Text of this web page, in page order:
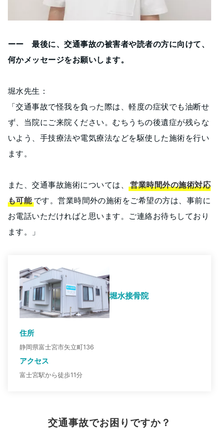
ーー 最後に、交通事故の被害者や読者の方に向けて、
何かメッセージをお願いします。
堀水先生：
「交通事故で怪我を負った際は、軽度の症状でも油断せ
ず、当院にご来院ください。むちうちの後遺症が残らな
いよう、手技療法や電気療法などを駆使した施術を行い
ます。
また、交通事故施術については、営業時間外の施術対応
も可能です。営業時間外の施術をご希望の方は、事前に
お電話いただければと思います。ご連絡お待ちしており
ます。」
堀水接骨院
住所
静岡県富士宮市矢立町136
アクセス
富士宮駅から徒歩11分
交通事故でお困りですか？